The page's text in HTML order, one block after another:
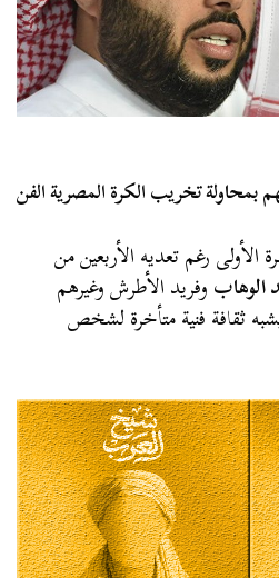
بمحاولة تخريب الكرة المصرية الفن
رغم تعديه الأربعين من
وفريد الأطرش وغيرهم
ثقافة فنية متأخرة لشخص